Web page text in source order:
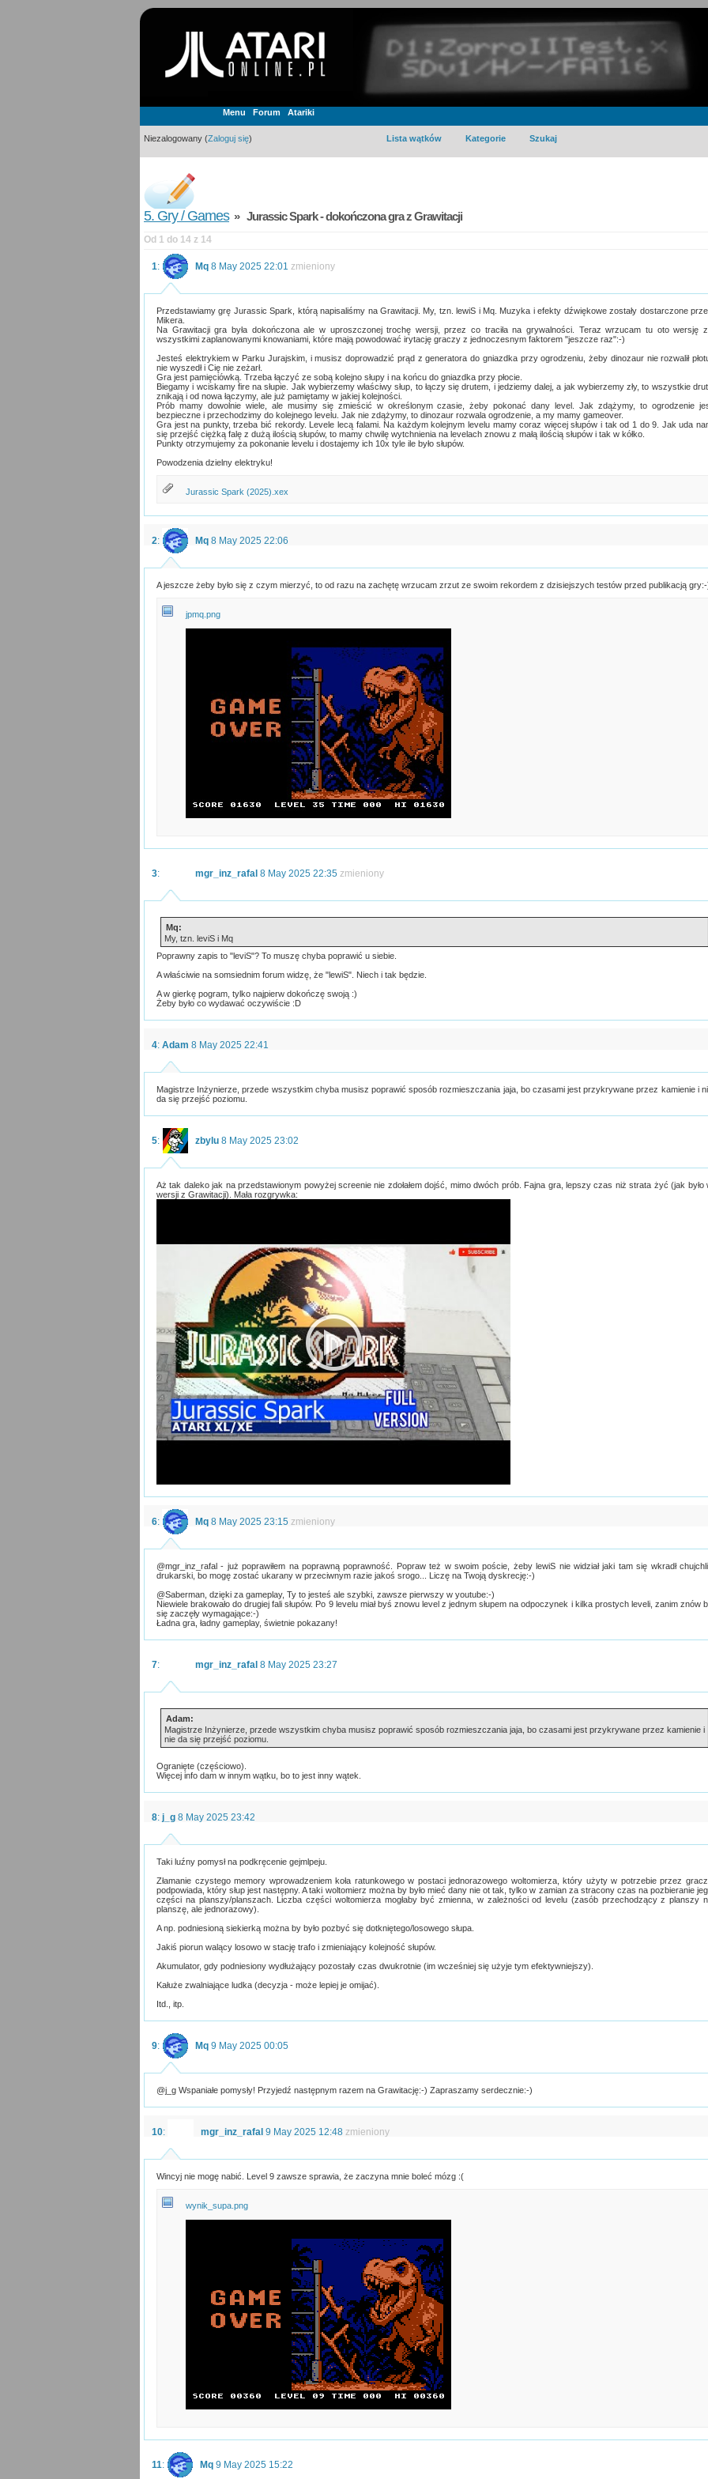
Menu Forum Atariki
Niezalogowany (Zaloguj się) Lista wątków Kategorie Szukaj
5. Gry / Games» Jurassic Spark - dokończona gra z Grawitacji
Od 1 do 14 z 14
1: Mq 8 May 2025 22:01 zmieniony
Przedstawiamy grę Jurassic Spark, którą napisaliśmy na Grawitacji. My, tzn. lewiS i Mq. Muzyka i efekty dźwiękowe zostały dostarczone
Mikera.
Na Grawitacji gra była dokończona ale w uproszczonej trochę wersji, przez co traciła na grywalności. Teraz wrzucam tu oto wersję
wszystkimi zaplanowanymi knowaniami, które mają powodować irytację graczy z jednoczesnym faktorem "jeszcze raz":-)
Jesteś elektrykiem w Parku Jurajskim, i musisz doprowadzić prąd z generatora do gniazdka przy ogrodzeniu, żeby dinozaur nie rozwalił
nie wyszedł i Cię nie zeżarł.
Gra jest pamięciówką. Trzeba łączyć ze sobą kolejno słupy i na końcu do gniazdka przy płocie.
Biegamy i wciskamy fire na słupie. Jak wybierzemy właściwy słup, to łączy się drutem, i jedziemy dalej, a jak wybierzemy zły, to wszystkie
znikają i od nowa łączymy, ale już pamiętamy w jakiej kolejności.
Prób mamy dowolnie wiele, ale musimy się zmieścić w określonym czasie, żeby pokonać dany level. Jak zdążymy, to ogrodzenie
bezpieczne i przechodzimy do kolejnego levelu. Jak nie zdążymy, to dinozaur rozwala ogrodzenie, a my mamy gameover.
Gra jest na punkty, trzeba bić rekordy. Levele lecą falami. Na każdym kolejnym levelu mamy coraz więcej słupów i tak od 1 do 9. Jak uda
się przejść ciężką falę z dużą ilością słupów, to mamy chwilę wytchnienia na levelach znowu z małą ilością słupów i tak w kółko.
Punkty otrzymujemy za pokonanie levelu i dostajemy ich 10x tyle ile było słupów.
Powodzenia dzielny elektryku!
Jurassic Spark (2025).xex
2: Mq 8 May 2025 22:06
A jeszcze żeby było się z czym mierzyć, to od razu na zachętę wrzucam zrzut ze swoim rekordem z dzisiejszych testów przed publikacją gry:-
jpmq.png
3: mgr_inz_rafal 8 May 2025 22:35 zmieniony
Mq:
My, tzn. leviS i Mq
Poprawny zapis to "leviS"? To muszę chyba poprawić u siebie.
A właściwie na somsiednim forum widzę, że "lewiS". Niech i tak będzie.
A w gierkę pogram, tylko najpierw dokończę swoją :)
Żeby było co wydawać oczywiście :D
4: Adam 8 May 2025 22:41
Magistrze Inżynierze, przede wszystkim chyba musisz poprawić sposób rozmieszczania jaja, bo czasami jest przykrywane przez kamienie i
da się przejść poziomu.
5: zbylu 8 May 2025 23:02
Aż tak daleko jak na przedstawionym powyżej screenie nie zdołałem dojść, mimo dwóch prób. Fajna gra, lepszy czas niż strata żyć (jak było
wersji z Grawitacji). Mała rozgrywka:
6: Mq 8 May 2025 23:15 zmieniony
@mgr_inz_rafal - już poprawiłem na poprawną poprawność. Popraw też w swoim poście, żeby lewiS nie widział jaki tam się wkradł
drukarski, bo mogę zostać ukarany w przeciwnym razie jakoś srogo... Liczę na Twoją dyskrecję:-)
@Saberman, dzięki za gameplay, Ty to jesteś ale szybki, zawsze pierwszy w youtube:-)
Niewiele brakowało do drugiej fali słupów. Po 9 levelu miał byś znowu level z jednym słupem na odpoczynek i kilka prostych leveli, zanim znów
się zaczęły wymagające:-)
Ładna gra, ładny gameplay, świetnie pokazany!
7: mgr_inz_rafal 8 May 2025 23:27
Adam:
Magistrze Inżynierze, przede wszystkim chyba musisz poprawić sposób rozmieszczania jaja, bo czasami jest przykrywane przez kamienie i
nie da się przejść poziomu.
Ogranięte (częściowo).
Więcej info dam w innym wątku, bo to jest inny wątek.
8: j_g 8 May 2025 23:42
Taki luźny pomysł na podkręcenie gejmlpeju.
Złamanie czystego memory wprowadzeniem koła ratunkowego w postaci jednorazowego woltomierza, który użyty w potrzebie przez
podpowiada, który słup jest następny. A taki woltomierz można by było mieć dany nie ot tak, tylko w zamian za stracony czas na pozbieranie
części na planszy/planszach. Liczba części woltomierza mogłaby być zmienna, w zależności od levelu (zasób przechodzący z planszy
planszę, ale jednorazowy).
A np. podniesioną siekierką można by było pozbyć się dotkniętego/losowego słupa.
Jakiś piorun walący losowo w stację trafo i zmieniający kolejność słupów.
Akumulator, gdy podniesiony wydłużający pozostały czas dwukrotnie (im wcześniej się użyje tym efektywniejszy).
Kałuże zwalniające ludka (decyzja - może lepiej je omijać).
Itd., itp.
9: Mq 9 May 2025 00:05
@j_g Wspaniałe pomysły! Przyjedź następnym razem na Grawitację:-) Zapraszamy serdecznie:-)
10: mgr_inz_rafal 9 May 2025 12:48 zmieniony
Wincyj nie mogę nabić. Level 9 zawsze sprawia, że zaczyna mnie boleć mózg :(
wynik_supa.png
11: Mq 9 May 2025 15:22